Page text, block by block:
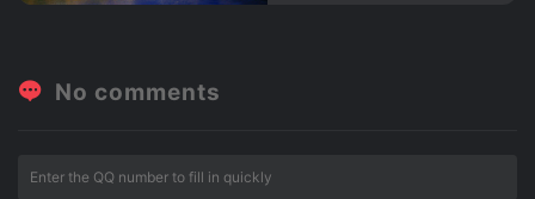
No comments